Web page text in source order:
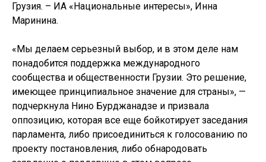
Грузия. – ИА «Национальные интересы», Инна
Маринина.
«Мы делаем серьезный выбор, и в этом деле нам
понадобится поддержка международного
сообщества и общественности Грузии. Это решение,
имеющее принципиальное значение для страны», —
подчеркнула Нино Бурджанадзе и призвала
оппозицию, которая все еще бойкотирует заседания
парламента, либо присоединиться к голосованию по
проекту постановления, либо обнародовать